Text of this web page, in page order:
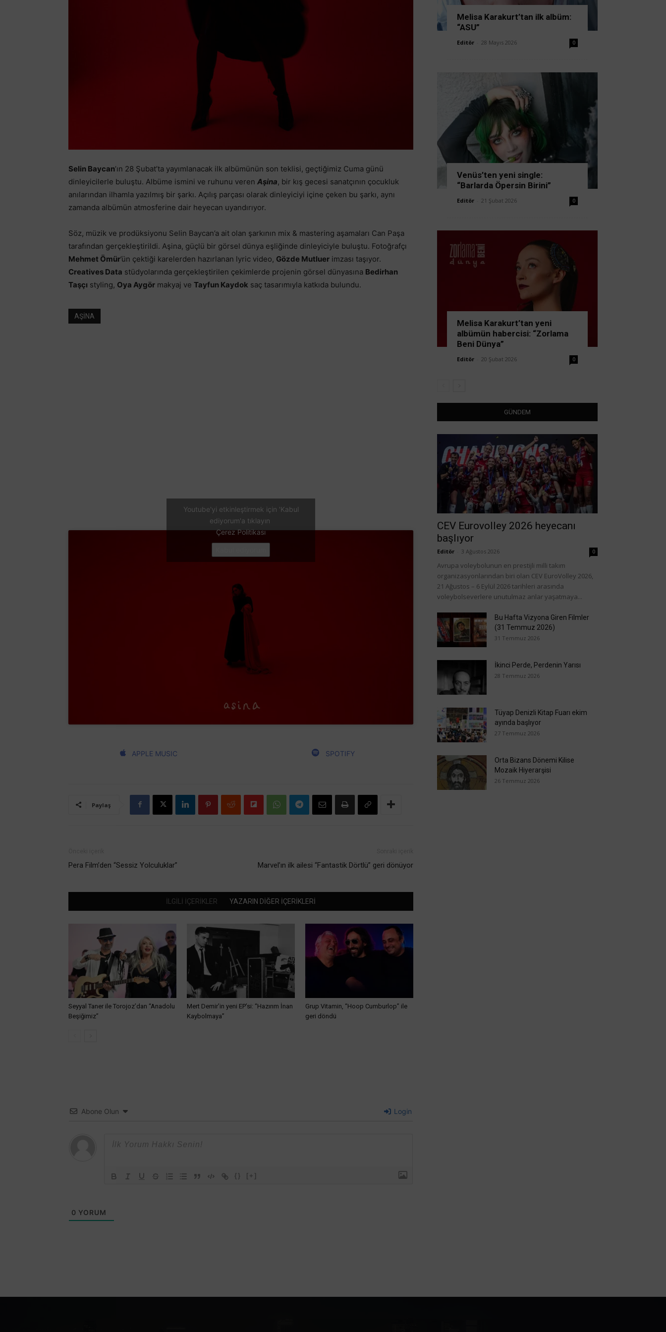
Selin Baycan’ın 28 Şubat’ta yayımlanacak ilk albümünün son teklisi, geçtiğimiz Cuma günü
dinleyicilerle buluştu. Albüme ismini ve ruhunu veren Aşina, bir kış gecesi sanatçının çocukluk
anılarından ilhamla yazılmış bir şarkı. Açılış parçası olarak dinleyiciyi içine çeken bu şarkı, aynı
zamanda albümün atmosferine dair heyecan uyandırıyor.
Söz, müzik ve prodüksiyonu Selin Baycan’a ait olan şarkının mix & mastering aşamaları Can Paşa
tarafından gerçekleştirildi. Aşina, güçlü bir görsel dünya eşliğinde dinleyiciyle buluştu. Fotoğrafçı
Mehmet Ömür’ün çektiği karelerden hazırlanan lyric video, Gözde Mutluer imzası taşıyor.
Creatives Data stüdyolarında gerçekleştirilen çekimlerde projenin görsel dünyasına Bedirhan
Taşçı styling, Oya Aygör makyaj ve Tayfun Kaydok saç tasarımıyla katkıda bulundu.
AŞİNA
Youtube'yi etkinleştirmek için 'Kabul
ediyorum'a tıklayın
Çerez Politikası
APPLE MUSIC SPOTIFY
Paylaş
Pera Film’den “Sessiz Yolculuklar” Marvel’ın ilk ailesi “Fantastik Dörtlü” geri dönüyor
İLGİLİ İÇERİKLER YAZARIN DİĞER İÇERİKLERİ
Seyyal Taner ile Torojoz’dan “Anadolu
Beşiğimiz”
Mert Demir’in yeni EP’si: “Hazırım İnan
Kaybolmaya”
Grup Vitamin, “Hoop Cumburlop” ile
geri döndü
Abone Olun Login
{} [+]
0 YORUM
Melisa Karakurt’tan ilk albüm:
“ASU”
Editör 28 Mayıs 2026 0
Venüs’ten yeni single:
“Barlarda Öpersin Birini”
Editör 21 Şubat 2026 0
Melisa Karakurt’tan yeni
albümün habercisi: “Zorlama
Beni Dünya”
Editör 20 Şubat 2026 0
GÜNDEM
CEV Eurovolley 2026 heyecanı
başlıyor
Editör 3 Ağustos 2026 0
Avrupa voleybolunun en prestijli milli takım
organizasyonlarından biri olan CEV EuroVolley 2026,
21 Ağustos – 6 Eylül 2026 tarihleri arasında
voleybolseverlere unutulmaz anlar yaşatmaya...
Bu Hafta Vizyona Giren Filmler
(31 Temmuz 2026)
31 Temmuz 2026
İkinci Perde, Perdenin Yarısı
28 Temmuz 2026
Tüyap Denizli Kitap Fuarı ekim
ayında başlıyor
27 Temmuz 2026
Orta Bizans Dönemi Kilise
Mozaik Hiyerarşisi
26 Temmuz 2026